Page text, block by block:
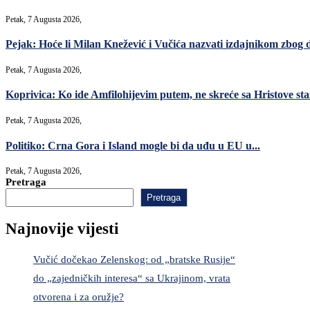
Petak, 7 Augusta 2026,
Pejak: Hoće li Milan Knežević i Vučića nazvati izdajnikom zbog
Petak, 7 Augusta 2026,
Koprivica: Ko ide Amfilohijevim putem, ne skreće sa Hristove
Petak, 7 Augusta 2026,
Politiko: Crna Gora i Island mogle bi da uđu u EU u...
Petak, 7 Augusta 2026,
Pretraga
Pretraga
Najnovije vijesti
Vučić dočekao Zelenskog: od „bratske Rusije“
do „zajedničkih interesa“ sa Ukrajinom, vrata
otvorena i za oružje?